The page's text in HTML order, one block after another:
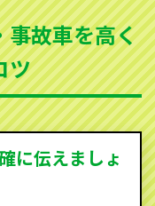
ができない車でも
販売ネットワーク
ードをもっている
。だから高価買取
ことができるので
事故車を高く
ツ
に伝えましょ